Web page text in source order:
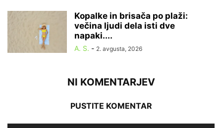
Kopalke in brisača po plaži:
večina ljudi dela isti dve
napaki....
A. S. - 2. avgusta, 2026
NI KOMENTARJEV
PUSTITE KOMENTAR